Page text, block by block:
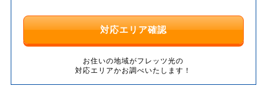
対応エリア確認
お住いの地域がフレッツ光の
対応エリアかお調べいたします！